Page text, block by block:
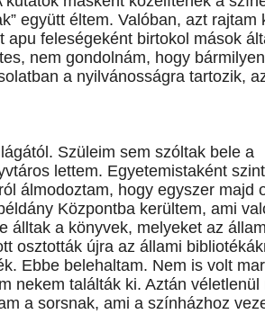
együtt éltem. Valóban, azt rajtam
feleségeként birtokol mások
nem gondolnám, hogy
a nyilvánosságra tartozik,
Szüleim sem szóltak bele a
lettem. Egyetemistaként
álmodoztam, hogy egyszer majd
Központba kerültem, ami
álltak a könyvek, melyeket az
osztották újra az állami
Ebbe belehaltam. Nem is volt
nekem találták ki. Aztán véletlenül
a sorsnak, ami a színházhoz